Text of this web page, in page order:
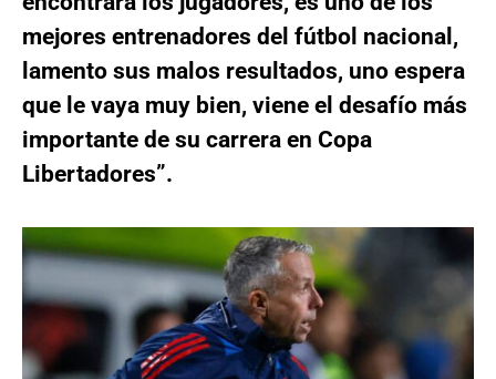
mejores entrenadores del fútbol nacional,
lamento sus malos resultados, uno espera
que le vaya muy bien, viene el desafío más
importante de su carrera en Copa
Libertadores”.